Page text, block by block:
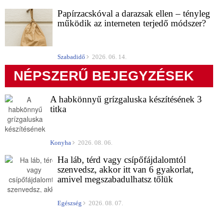
Papírzacskóval a darazsak ellen – tényleg
működik az interneten terjedő módszer?
Szabadidő 2026. 06. 14.
NÉPSZERŰ BEJEGYZÉSEK
A habkönnyű grízgaluska készítésének 3
titka
Konyha 2026. 08. 06.
Ha láb, térd vagy csípőfájdalomtól
szenvedsz, akkor itt van 6 gyakorlat,
amivel megszabadulhatsz tőlük
Egészség 2026. 08. 07.